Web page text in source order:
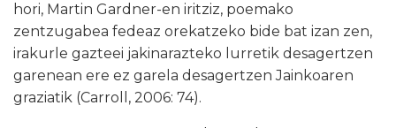
hori, Martin Gardner-en iritziz, poemako
zentzugabea fedeaz orekatzeko bide bat izan zen,
irakurle gazteei jakinarazteko lurretik desagertzen
garenean ere ez garela desagertzen Jainkoaren
graziatik (Carroll, 2006: 74).